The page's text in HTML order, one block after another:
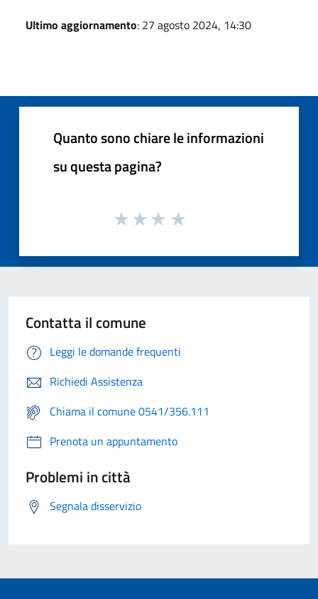
Ultimo aggiornamento: 27 agosto 2024, 14:30
Quanto sono chiare le informazioni
su questa pagina?
Contatta il comune
Leggi le domande frequenti
Richiedi Assistenza
Chiama il comune 0541/356.111
Prenota un appuntamento
Problemi in città
Segnala disservizio